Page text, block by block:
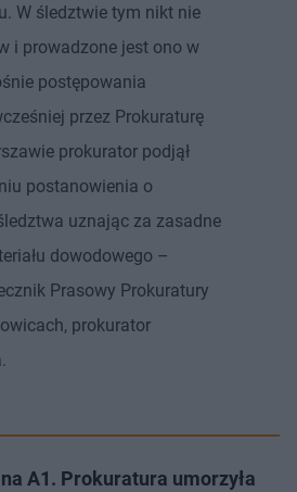
W śledztwie tym nikt nie
i prowadzone jest ono w
postępowania
przez Prokuraturę
prokurator podjął
postanowienia o
uznając za zasadne
dowodowego –
Prasowy Prokuratury
prokurator
A1. Prokuratura umorzyła